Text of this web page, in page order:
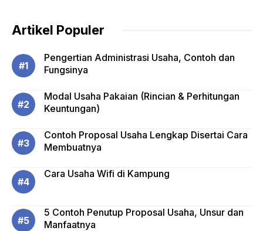
Artikel Populer
Pengertian Administrasi Usaha, Contoh dan
Fungsinya
Modal Usaha Pakaian (Rincian & Perhitungan
Keuntungan)
Contoh Proposal Usaha Lengkap Disertai Cara
Membuatnya
Cara Usaha Wifi di Kampung
5 Contoh Penutup Proposal Usaha, Unsur dan
Manfaatnya